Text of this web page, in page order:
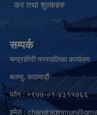
कर तथा शुल्कहरु
सम्पर्क
चन्द्रागिरी नगरपालिका कार्यालय
बलम्वु, काठमाडौं
फोन : +९७७-०१-४३१५७६६
इमेल :